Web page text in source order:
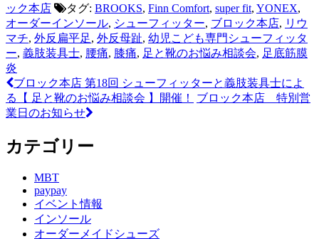
ック本店
タグ: BROOKS, Finn Comfort, super fit, YONEX,
オーダーインソール, シューフィッター, ブロック本店, リウ
マチ, 外反扁平足, 外反母趾, 幼児こども専門シューフィッタ
ー, 義肢装具士, 腰痛, 膝痛, 足と靴のお悩み相談会, 足底筋膜
炎
ブロック本店 第18回 シューフィッターと義肢装具士によ
る【 足と靴のお悩み相談会 】開催！
ブロック本店 特別営
業日のお知らせ
カテゴリー
MBT
paypay
イベント情報
インソール
オーダーメイドシューズ